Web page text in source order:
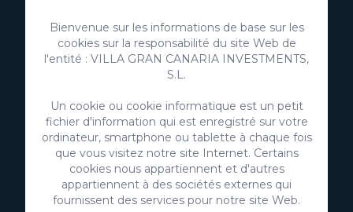
VillaGranCanaria Investments S.L.
C/ Swing Los Lagos, 9
Bienvenue sur les informations de base sur les
cookies sur la responsabilité du site Web de
l'entité : VILLA GRAN CANARIA INVESTMENTS,
S.L.
Un cookie ou cookie informatique est un petit
fichier d'information qui est enregistré sur votre
ordinateur, smartphone ou tablette à chaque fois
que vous visitez notre site Internet. Certains
cookies nous appartiennent et d'autres
appartiennent à des sociétés externes qui
fournissent des services pour notre site Web.